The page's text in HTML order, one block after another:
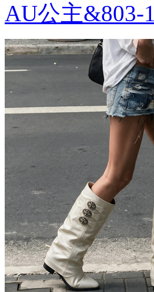
AU公主&803-1